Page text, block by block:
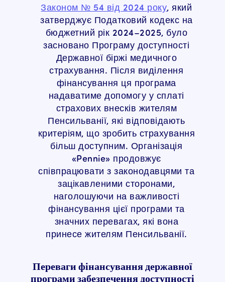
Законом № 54 від 2024 року, який
затверджує Податковий кодекс на
бюджетний рік 2024–2025, було
засновано Програму доступності
Державної біржі медичного
страхування. Після виділення
фінансування ця програма
надаватиме допомогу у сплаті
страхових внесків жителям
Пенсильванії, які відповідають
критеріям, що зробить страхування
більш доступним. Організація
«Pennie» продовжує
співпрацювати з законодавцями та
зацікавленими сторонами,
наголошуючи на важливості
фінансування цієї програми та
значних перевагах, які вона
принесе жителям Пенсильванії.
Переваги фінансування державної
програми забезпечення доступності